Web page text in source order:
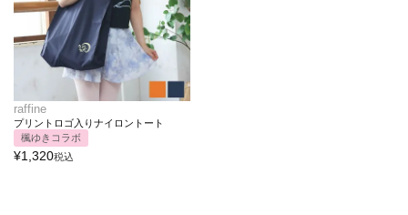
raffine
プリントロゴ入りナイロントート
楓ゆきコラボ
¥1,320税込